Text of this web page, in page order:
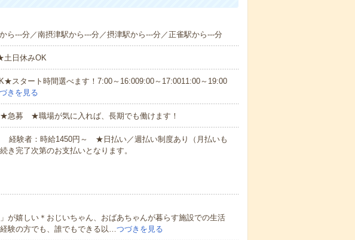
ら---分／南摂津駅から---分／摂津駅から---分／正雀駅から---分
日休みOK
スタート時間選べます！7:00～16:009:00～17:0011:00～19:00
きを見る
急募 ★職場が気に入れば、長期でも働けます！
経験者：時給1450円～ ★日払い／週払い制度あり（月払いも
完了次第のお支払いとなります。
が嬉しい＊おじいちゃん、おばあちゃんが暮らす施設での生活
験の方でも、誰でもできる以…つづきを見る